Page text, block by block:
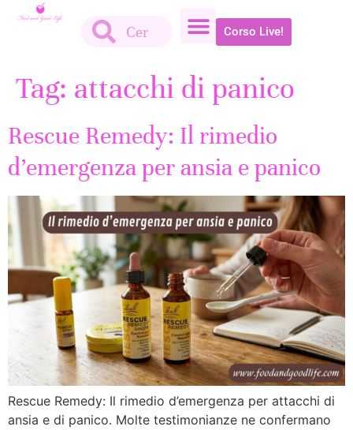
Corso Live!
Tag: attacchi di panico
Rescue Remedy: Il rimedio
d’emergenza per ansia e panico
Rescue Remedy: Il rimedio d’emergenza per attacchi di
ansia e di panico. Molte testimonianze ne confermano